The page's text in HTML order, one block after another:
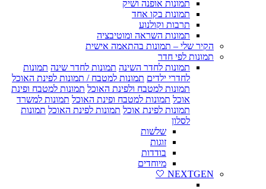
תמונות אופנה ושיק
תמונות בקו אחד
תרבות וקולנוע
תמונות השראה ומוטיבציה
הקיר שלי – תמונות בהתאמה אישית
תמונות לפי חדר
תמונות לחדר השינה תמונות לחדר שינה תמונות
לחדרי ילדים תמונות למטבח / תמונות לפינת האוכל
תמונות למטבח ולפינת האוכל תמונות למטבח ופינת
אוכל תמונות למטבח ופינת האוכל תמונות למשרד
תמונות לפינת אוכל תמונות לפינת האוכל תמונות
לסלון
שלשות
זוגות
בודדות
מיוחדים
NEXTGEN 🤍